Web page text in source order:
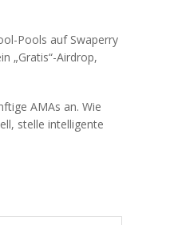
Pools auf Swaperry
„Gratis“-Airdrop,
AMAs an. Wie
stelle intelligente